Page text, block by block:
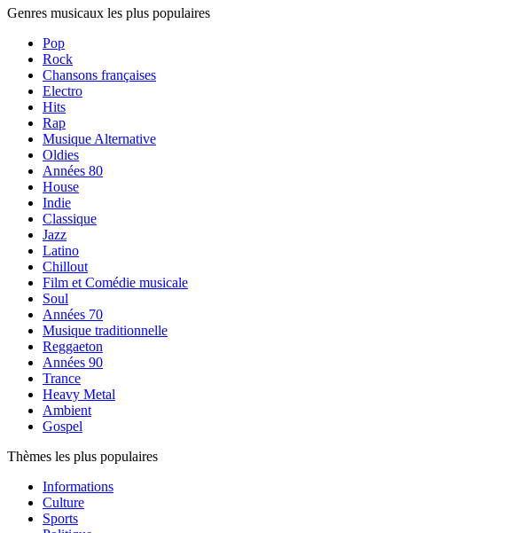
Genres musicaux les plus populaires
Pop
Rock
Chansons françaises
Electro
Hits
Rap
Musique Alternative
Oldies
Années 80
House
Indie
Classique
Jazz
Latino
Chillout
Film et Comédie musicale
Soul
Années 70
Musique traditionnelle
Reggaeton
Années 90
Trance
Heavy Metal
Ambient
Gospel
Thèmes les plus populaires
Informations
Culture
Sports